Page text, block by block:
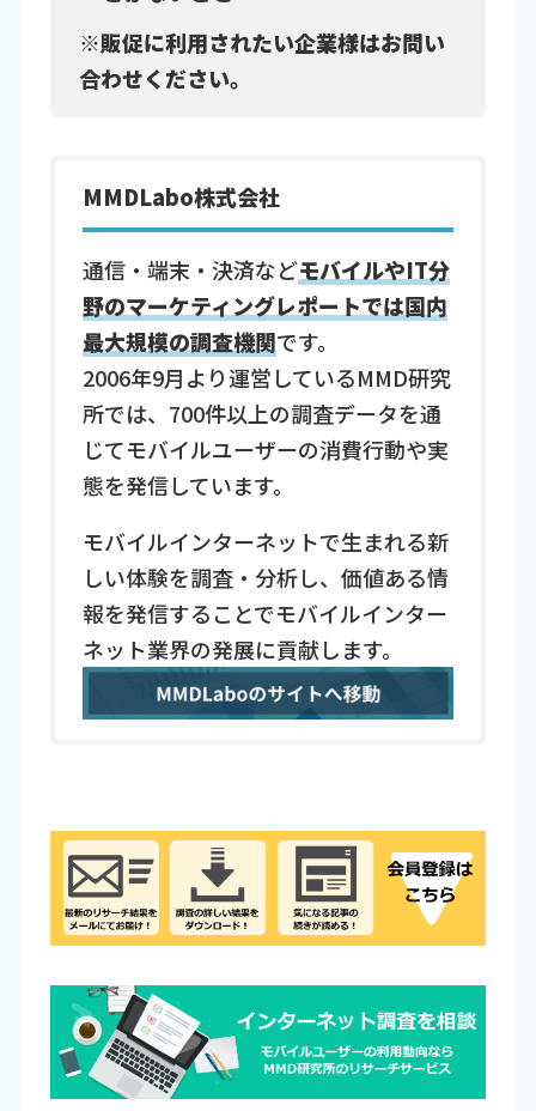
※販促に利用されたい企業様はお問い
合わせください。
MMDLabo株式会社
通信・端末・決済などモバイルやIT分
野のマーケティングレポートでは国内
最大規模の調査機関です。
2006年9月より運営しているMMD研究
所では、700件以上の調査データを通
じてモバイルユーザーの消費行動や実
態を発信しています。
モバイルインターネットで生まれる新
しい体験を調査・分析し、価値ある情
報を発信することでモバイルインター
ネット業界の発展に貢献します。